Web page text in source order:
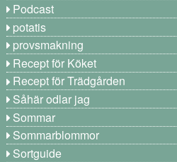
Podcast
potatis
provsmakning
Recept för Köket
Recept för Trädgården
Såhär odlar jag
Sommar
Sommarblommor
Sortguide